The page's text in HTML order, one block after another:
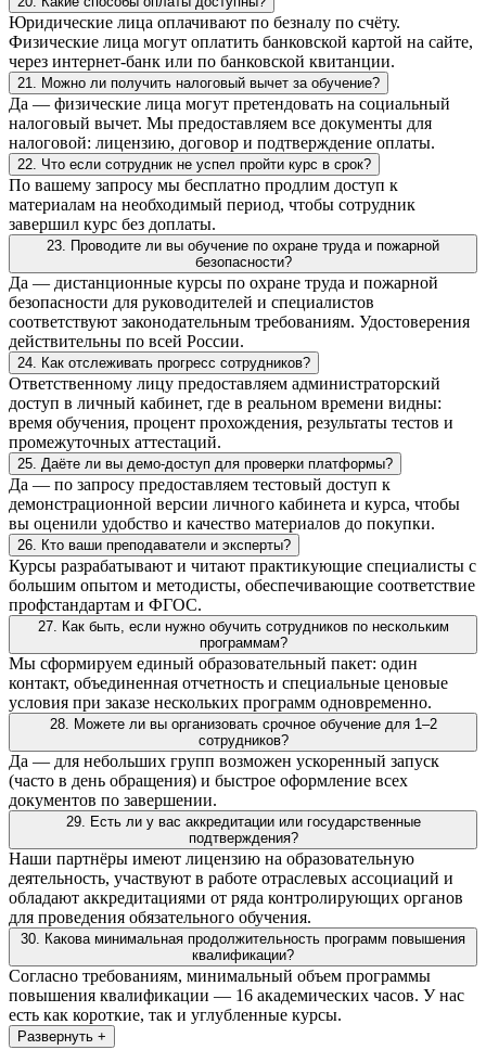
Юридические лица оплачивают по безналу по счёту.
Физические лица могут оплатить банковской картой на сайте,
через интернет-банк или по банковской квитанции.
21. Можно ли получить налоговый вычет за обучение?
Да — физические лица могут претендовать на социальный
налоговый вычет. Мы предоставляем все документы для
налоговой: лицензию, договор и подтверждение оплаты.
22. Что если сотрудник не успел пройти курс в срок?
По вашему запросу мы бесплатно продлим доступ к
материалам на необходимый период, чтобы сотрудник
завершил курс без доплаты.
23. Проводите ли вы обучение по охране труда и пожарной
безопасности?
Да — дистанционные курсы по охране труда и пожарной
безопасности для руководителей и специалистов
соответствуют законодательным требованиям. Удостоверения
действительны по всей России.
24. Как отслеживать прогресс сотрудников?
Ответственному лицу предоставляем администраторский
доступ в личный кабинет, где в реальном времени видны:
время обучения, процент прохождения, результаты тестов и
промежуточных аттестаций.
25. Даёте ли вы демо-доступ для проверки платформы?
Да — по запросу предоставляем тестовый доступ к
демонстрационной версии личного кабинета и курса, чтобы
вы оценили удобство и качество материалов до покупки.
26. Кто ваши преподаватели и эксперты?
Курсы разрабатывают и читают практикующие специалисты с
большим опытом и методисты, обеспечивающие соответствие
профстандартам и ФГОС.
27. Как быть, если нужно обучить сотрудников по нескольким
программам?
Мы сформируем единый образовательный пакет: один
контакт, объединенная отчетность и специальные ценовые
условия при заказе нескольких программ одновременно.
28. Можете ли вы организовать срочное обучение для 1–2
сотрудников?
Да — для небольших групп возможен ускоренный запуск
(часто в день обращения) и быстрое оформление всех
документов по завершении.
29. Есть ли у вас аккредитации или государственные
подтверждения?
Наши партнёры имеют лицензию на образовательную
деятельность, участвуют в работе отраслевых ассоциаций и
обладают аккредитациями от ряда контролирующих органов
для проведения обязательного обучения.
30. Какова минимальная продолжительность программ повышения
квалификации?
Согласно требованиям, минимальный объем программы
повышения квалификации — 16 академических часов. У нас
есть как короткие, так и углубленные курсы.
Развернуть +